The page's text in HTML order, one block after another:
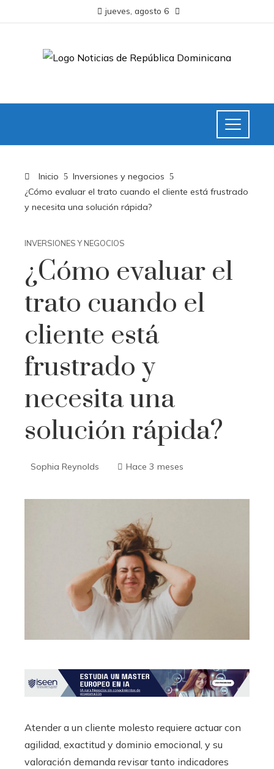
jueves, agosto 6
Inicio
Inversiones y negocios
¿Cómo evaluar el trato cuando el cliente está frustrado
y necesita una solución rápida?
INVERSIONES Y NEGOCIOS
¿Cómo evaluar el
trato cuando el
cliente está
frustrado y
necesita una
solución rápida?
Sophia Reynolds Hace 3 meses
Atender a un cliente molesto requiere actuar con
agilidad, exactitud y dominio emocional, y su
valoración demanda revisar tanto indicadores